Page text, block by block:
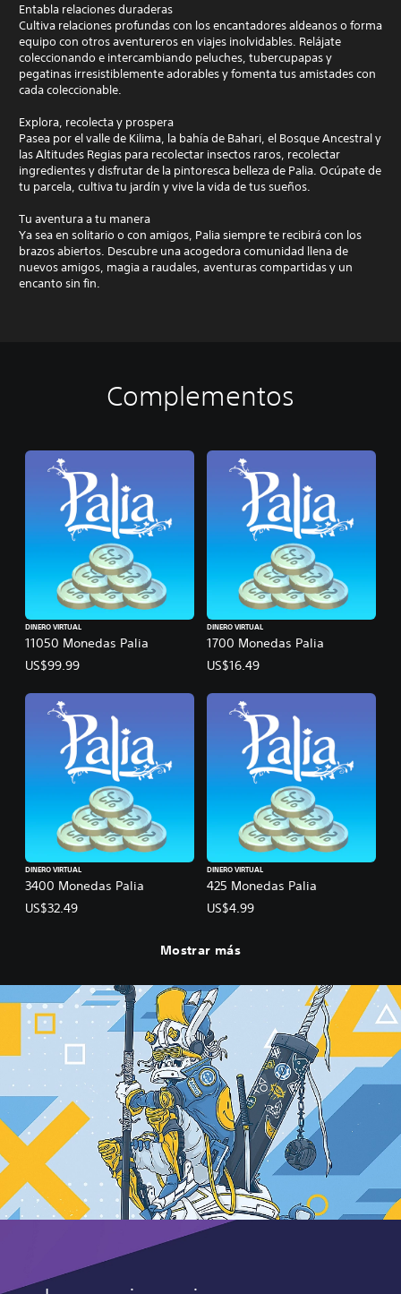
Entabla relaciones duraderas
Cultiva relaciones profundas con los encantadores aldeanos o forma
equipo con otros aventureros en viajes inolvidables. Relájate
coleccionando e intercambiando peluches, tubercupapas y
pegatinas irresistiblemente adorables y fomenta tus amistades con
cada coleccionable.
Explora, recolecta y prospera
Pasea por el valle de Kilima, la bahía de Bahari, el Bosque Ancestral y
las Altitudes Regias para recolectar insectos raros, recolectar
ingredientes y disfrutar de la pintoresca belleza de Palia. Ocúpate de
tu parcela, cultiva tu jardín y vive la vida de tus sueños.
Tu aventura a tu manera
Ya sea en solitario o con amigos, Palia siempre te recibirá con los
brazos abiertos. Descubre una acogedora comunidad llena de
nuevos amigos, magia a raudales, aventuras compartidas y un
encanto sin fin.
Complementos
11050 Monedas Palia
DINERO VIRTUAL
US$99.99
1700 Monedas Palia
DINERO VIRTUAL
US$16.49
3400 Monedas Palia
DINERO VIRTUAL
US$32.49
425 Monedas Palia
DINERO VIRTUAL
US$4.99
Mostrar más